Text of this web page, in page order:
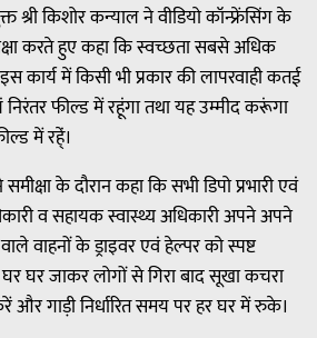
श्री किशोर कन्याल ने वीडियो कॉन्फ्रेंसिंग के
करते हुए कहा कि स्वच्छता सबसे अधिक
कार्य में किसी भी प्रकार की लापरवाही कतई
निरंतर फील्ड में रहूंगा तथा यह उम्मीद करूंगा
में रहे्ं।
के दौरान कहा कि सभी डिपो प्रभारी एवं
व सहायक स्वास्थ्य अधिकारी अपने अपने
वाहनों के ड्राइवर एवं हेल्पर को स्पष्ट
घर जाकर लोगों से गिरा बाद सूखा कचरा
गाड़ी निर्धारित समय पर हर घर में रुके।